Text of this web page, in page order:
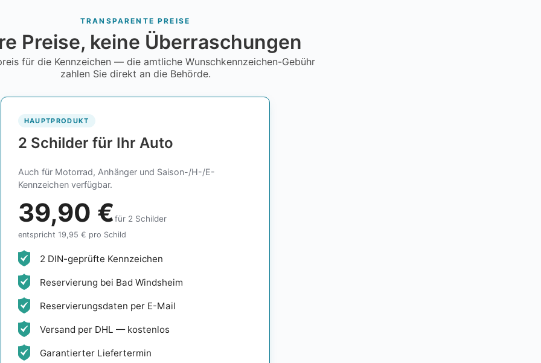
TRANSPARENTE PREISE
Preise, keine Überraschungen
für die Kennzeichen — die amtliche Wunschkennzeichen-Gebühr
zahlen Sie direkt an die Behörde.
HAUPTPRODUKT
2 Schilder für Ihr Auto
Auch für Motorrad, Anhänger und Saison-/H-/E-
Kennzeichen verfügbar.
39,90 €für 2 Schilder
entspricht 19,95 € pro Schild
2 DIN-geprüfte Kennzeichen
Reservierung bei Bad Windsheim
Reservierungsdaten per E-Mail
Versand per DHL — kostenlos
Garantierter Liefertermin